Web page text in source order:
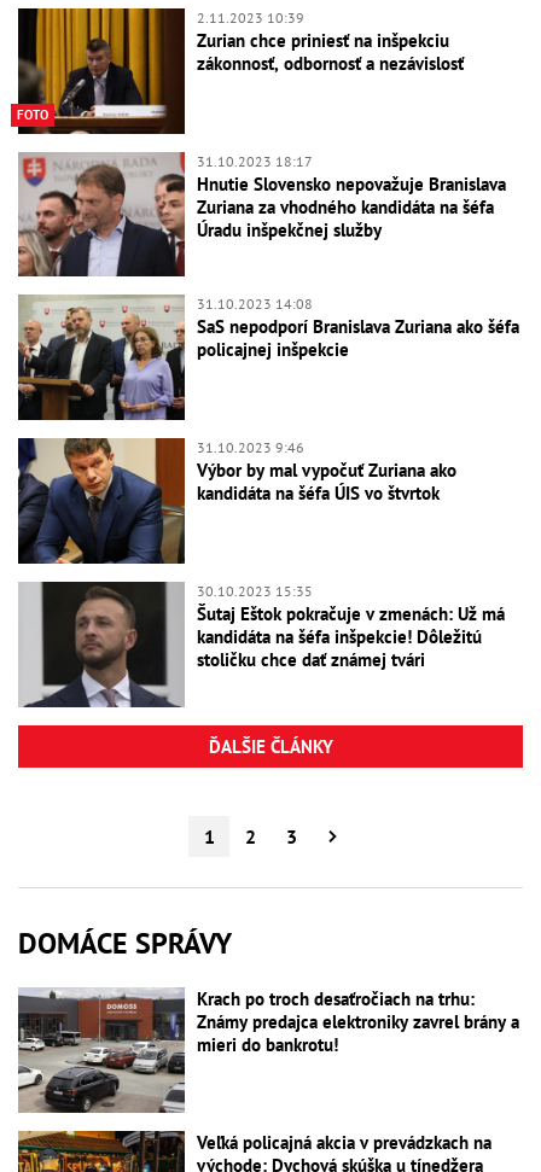
FOTO
2.11.2023 10:39
Zurian chce priniesť na inšpekciu
zákonnosť, odbornosť a nezávislosť
31.10.2023 18:17
Hnutie Slovensko nepovažuje Branislava
Zuriana za vhodného kandidáta na šéfa
Úradu inšpekčnej služby
31.10.2023 14:08
SaS nepodporí Branislava Zuriana ako šéfa
policajnej inšpekcie
31.10.2023 9:46
Výbor by mal vypočuť Zuriana ako
kandidáta na šéfa ÚIS vo štvrtok
30.10.2023 15:35
Šutaj Eštok pokračuje v zmenách: Už má
kandidáta na šéfa inšpekcie! Dôležitú
stoličku chce dať známej tvári
ĎALŠIE ČLÁNKY
1 2 3
DOMÁCE SPRÁVY
Krach po troch desaťročiach na trhu:
Známy predajca elektroniky zavrel brány a
mieri do bankrotu!
Veľká policajná akcia v prevádzkach na
východe: Dychová skúška u tínedžera